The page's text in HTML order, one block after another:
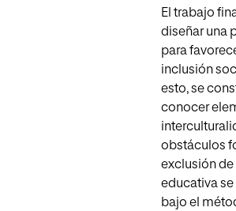
El trabajo
diseñar una
para
inclusión
esto, se
conocer
obstáculos
exclusión
educativa
bajo el